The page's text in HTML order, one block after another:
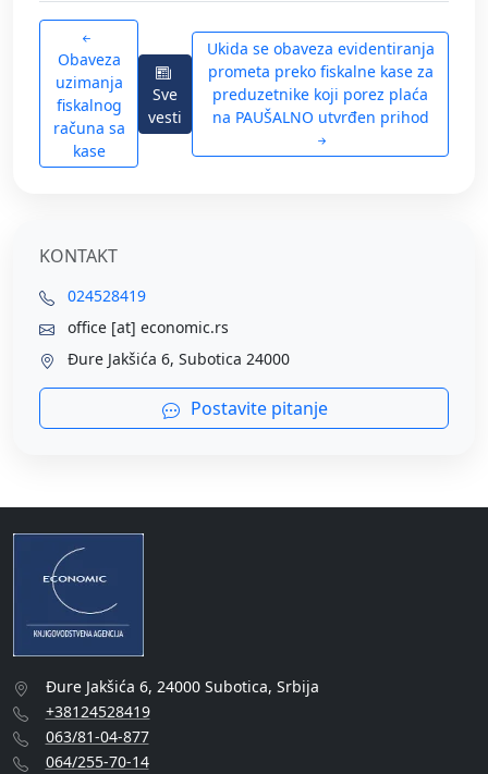
Obaveza
uzimanja
fiskalnog
računa sa
kase
Sve
vesti
Ukida se obaveza evidentiranja
prometa preko fiskalne kase za
preduzetnike koji porez plaća
na PAUŠALNO utvrđen prihod
KONTAKT
024528419
office [at] economic.rs
Đure Jakšića 6, Subotica 24000
Postavite pitanje
Đure Jakšića 6, 24000 Subotica, Srbija
+38124528419
063/81-04-877
064/255-70-14